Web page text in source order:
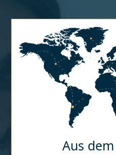
Aus